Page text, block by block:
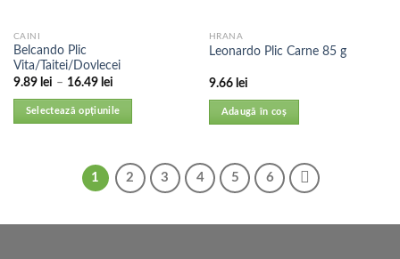
CAINI
Belcando Plic
Vita/Taitei/Dovlecei
9.89 lei – 16.49 lei
Selectează opțiunile
HRANA
Leonardo Plic Carne 85 g
9.66 lei
Adaugă în coș
1 2 3 4 5 6